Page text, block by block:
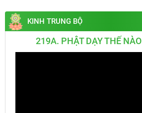
KINH TRUNG BỘ
219A. PHẬT DẠY THẾ